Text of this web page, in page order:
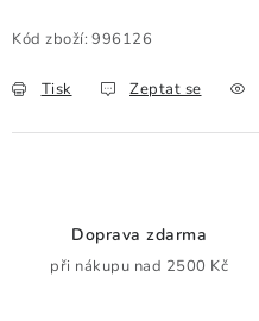
Kód zboží: 996126
Tisk Zeptat se
Doprava zdarma
při nákupu nad 2500 Kč